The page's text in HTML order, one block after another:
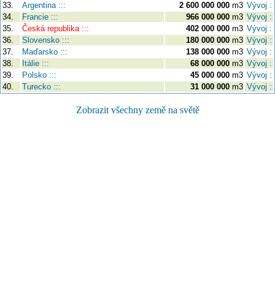
33.
Argentina ::: 2 600 000 000 m3 Vývoj :
34.
Francie ::: 966 000 000 m3 Vývoj :
35.
Česká republika ::: 402 000 000 m3 Vývoj :
36.
Slovensko ::: 180 000 000 m3 Vývoj :
37.
Maďarsko ::: 138 000 000 m3 Vývoj :
38.
Itálie ::: 68 000 000 m3 Vývoj :
39.
Polsko ::: 45 000 000 m3 Vývoj :
40.
Turecko ::: 31 000 000 m3 Vývoj :
Zobrazit všechny země na světě